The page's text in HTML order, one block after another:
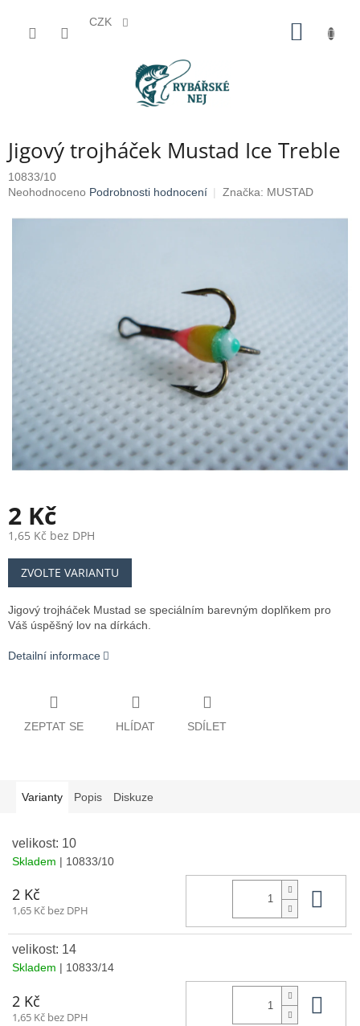
CZK
Jigový trojháček Mustad Ice Treble
10833/10
Průměrné
produktu
Neohodnoceno Podrobnosti hodnocení Značka: MUSTAD
2 Kč
1,65 Kč bez DPH
Měrná
cena:
ZVOLTE VARIANTU
Jigový trojháček Mustad se speciálním barevným doplňkem pro
Váš úspěšný lov na dírkách.
Detailní informace
ZEPTAT SE HLÍDAT SDÍLET
Varianty Popis Diskuze
velikost: 10
Skladem | 10833/10
2 Kč
1,65 Kč bez DPH
velikost: 14
Skladem | 10833/14
2 Kč
1,65 Kč bez DPH